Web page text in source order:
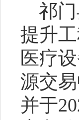
祁
提升
医疗
源交
并于